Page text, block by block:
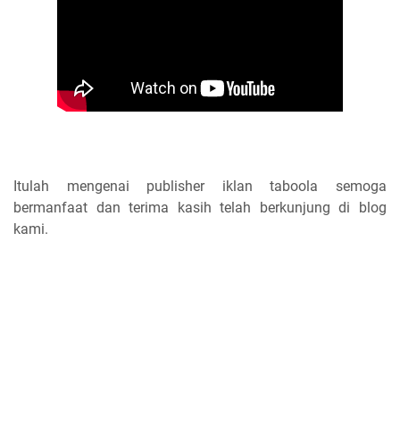
Itulah mengenai publisher iklan taboola semoga
bermanfaat dan terima kasih telah berkunjung di blog
kami.